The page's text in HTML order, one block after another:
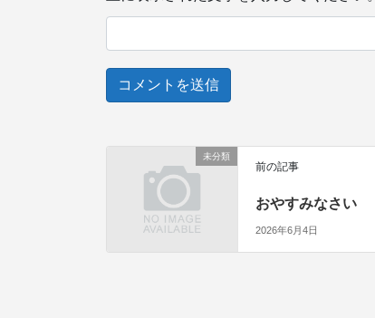
未分類
前の記事
おやすみなさい
2026年6月4日